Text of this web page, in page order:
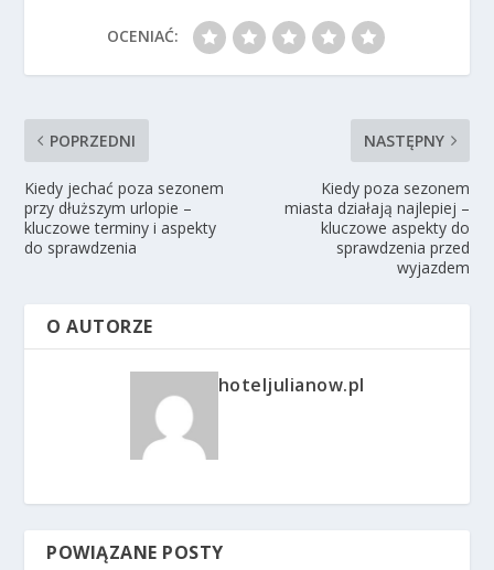
OCENIAĆ:
POPRZEDNI
Kiedy jechać poza sezonem
przy dłuższym urlopie –
kluczowe terminy i aspekty
do sprawdzenia
NASTĘPNY
Kiedy poza sezonem
miasta działają najlepiej –
kluczowe aspekty do
sprawdzenia przed
wyjazdem
O AUTORZE
hoteljulianow.pl
POWIĄZANE POSTY